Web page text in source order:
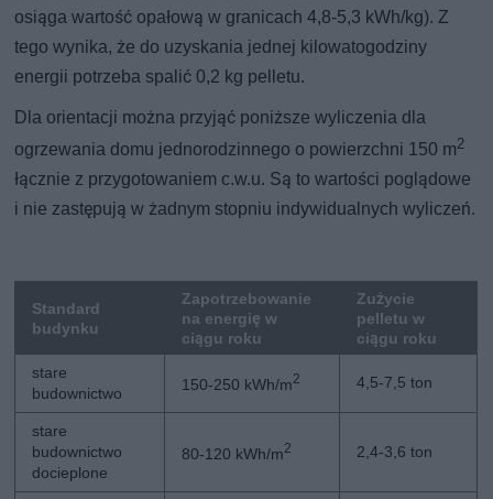
osiąga wartość opałową w granicach 4,8-5,3 kWh/kg). Z
tego wynika, że do uzyskania jednej kilowatogodziny
energii potrzeba spalić 0,2 kg pelletu.
Dla orientacji można przyjąć poniższe wyliczenia dla
ogrzewania domu jednorodzinnego o powierzchni 150 m2
łącznie z przygotowaniem c.w.u. Są to wartości poglądowe
i nie zastępują w żadnym stopniu indywidualnych wyliczeń.
Standard
budynku
Zapotrzebowanie
na energię w
ciągu roku
Zużycie
pelletu w
ciągu roku
stare
budownictwo
150-250 kWh/m2 4,5-7,5 ton
stare
budownictwo
docieplone
80-120 kWh/m2 2,4-3,6 ton